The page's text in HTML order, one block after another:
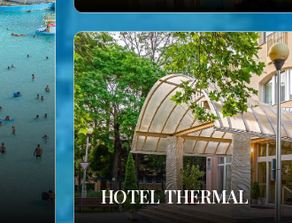
HOTEL THERMAL